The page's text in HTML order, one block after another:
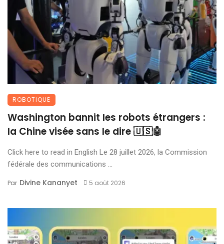
ROBOTIQUE
Washington bannit les robots étrangers :
la Chine visée sans le dire 🇺🇸🤖
Click here to read in English Le 28 juillet 2026, la Commission
fédérale des communications ...
Par Divine Kananyet 5 août 2026